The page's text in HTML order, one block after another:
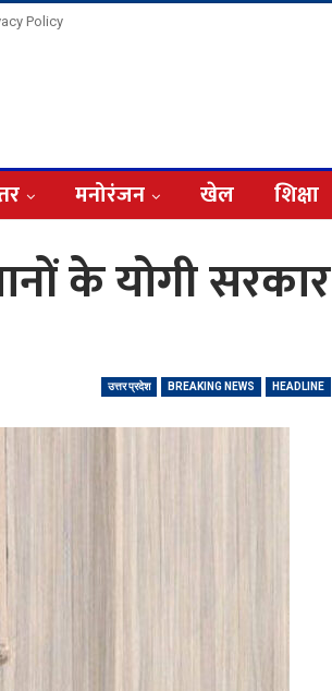
Policy
मनोरंजन खेल शिक्षा
के योगी सरकार
उत्तर प्रदेश BREAKING NEWS HEADLINE